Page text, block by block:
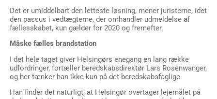
Det er umiddelbart den letteste løsning, mener juristerne, idet
den passus i vedtægterne, der omhandler udmeldelse af
fællesskabet, kun gælder for 2020 og fremefter.
Måske fælles brandstation
I det hele taget giver Helsingørs enegang en lang række
udfordringer, fortæller beredskabsdirektør Lars Rosenwanger,
og her tænker han ikke kun på det beredskabsfaglige.
Han finder det naturligt, at Helsingør overtager lejemålet på